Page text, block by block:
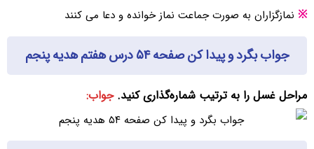
※ نمازگزاران به صورت جماعت نماز خوانده و دعا می کنند
جواب بگرد و پیدا کن صفحه ۵۴ درس هفتم هدیه پنجم
مراحل غسل را به ترتیب شماره‌گذاری کنید.جواب: